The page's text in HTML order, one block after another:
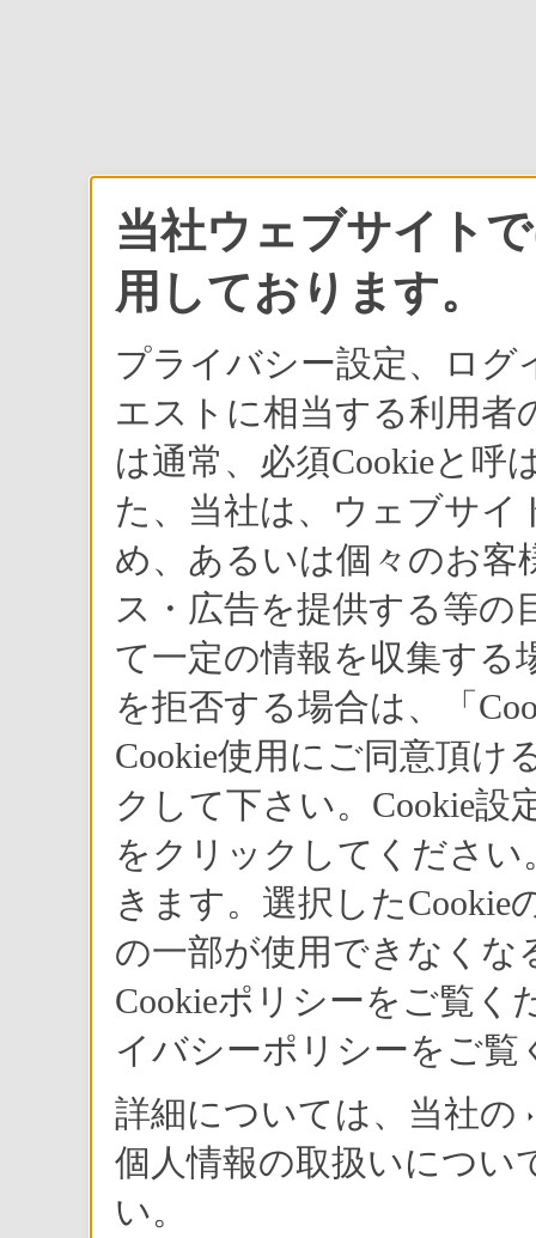
当社ウェブサイト
用しております。
プライバシー設定、ロ
エストに相当する利用者
は通常、必須Cookieと呼
た、当社は、ウェブサ
め、あるいは個々のお
ス・広告を提供する等の
て一定の情報を収集する
を拒否する場合は、「
Cookie使用にご同意頂け
クして下さい。Cookie設
をクリックしてください
きます。選択した
の一部が使用できなくな
Cookieポリシーをご覧
イバシーポリシーをご覧
詳細については、当社の
個人情報の取扱いについ
い。